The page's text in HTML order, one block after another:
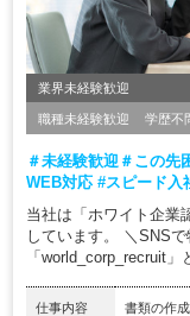
業界未経験歓迎
職種未経験歓迎 学歴不
＃未経験歓迎＃この先
WEB対応 #スピード入
当社は「ホワイト企業
しています。 ＼SNS
「world_corp_recruit
仕事内容
書類の作